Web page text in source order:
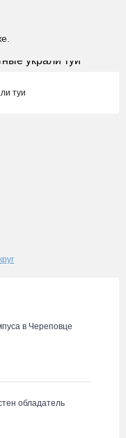
туи
в Череповце
обладатель